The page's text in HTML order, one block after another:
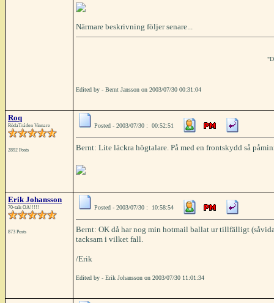
Närmare beskrivning följer senare...
Edited by - Bernt Jansson on 2003/07/30 00:31:04
Roq
RödaTråden Vinnare
2892 Posts
Posted - 2003/07/30 : 00:52:51
Bernt: Lite läckra högtalare. På med en frontskydd så
Erik Johansson
70-tals OA!!!!!
873 Posts
Posted - 2003/07/30 : 10:58:54
Bernt: OK då har nog min hotmail ballat ur tillfälligt
tacksam i vilket fall.
/Erik
Edited by - Erik Johansson on 2003/07/30 11:01:34